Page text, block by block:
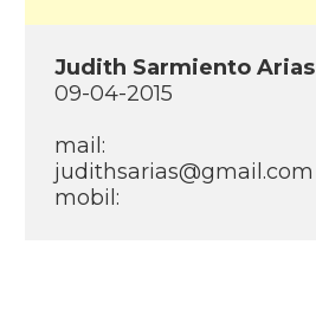
Judith Sarmiento Arias
09-04-2015
mail:
judithsarias@gmail.com
mobil: